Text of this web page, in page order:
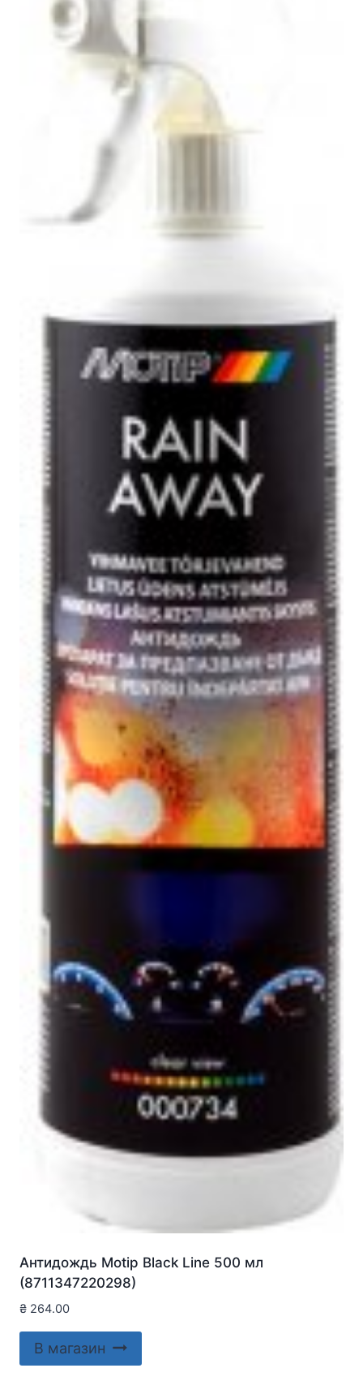
Антидождь Motip Black Line 500 мл
(8711347220298)
₴ 264.00
В магазин